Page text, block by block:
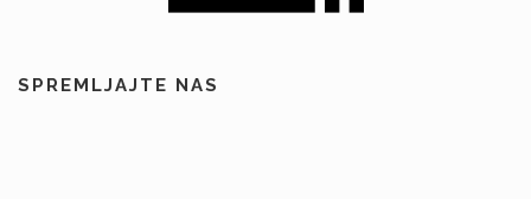
SPREMLJAJTE NAS